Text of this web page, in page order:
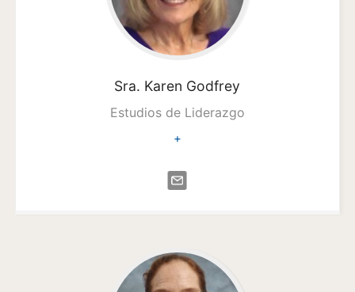
Sra. Karen Godfrey
Estudios de Liderazgo
+